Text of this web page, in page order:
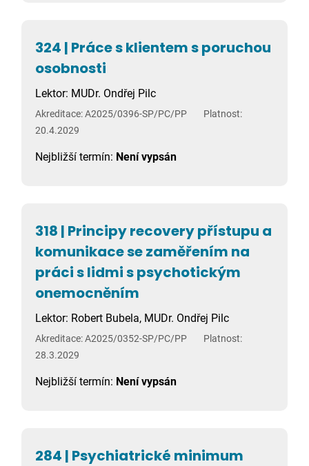
324 | Práce s klientem s poruchou
osobnosti
Lektor: MUDr. Ondřej Pilc
Akreditace: A2025/0396-SP/PC/PP
Platnost:
20.4.2029
Nejbližší termín: Není vypsán
318 | Principy recovery přístupu a
komunikace se zaměřením na
práci s lidmi s psychotickým
onemocněním
Lektor: Robert Bubela, MUDr. Ondřej Pilc
Akreditace: A2025/0352-SP/PC/PP
Platnost:
28.3.2029
Nejbližší termín: Není vypsán
284 | Psychiatrické minimum